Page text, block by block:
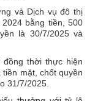
và Dịch vụ đô thị
bằng tiền, 500
là 30/7/2025 và
đồng thời thực hiện
mặt, chốt quyền
31/7/2025.